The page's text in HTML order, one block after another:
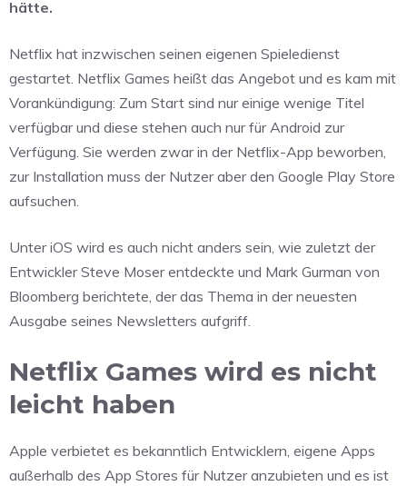
hätte.
Netflix hat inzwischen seinen eigenen Spieledienst
gestartet. Netflix Games heißt das Angebot und es kam mit
Vorankündigung: Zum Start sind nur einige wenige Titel
verfügbar und diese stehen auch nur für Android zur
Verfügung. Sie werden zwar in der Netflix-App beworben,
zur Installation muss der Nutzer aber den Google Play Store
aufsuchen.
Unter iOS wird es auch nicht anders sein, wie zuletzt der
Entwickler Steve Moser entdeckte und Mark Gurman von
Bloomberg berichtete, der das Thema in der neuesten
Ausgabe seines Newsletters aufgriff.
Netflix Games wird es nicht
leicht haben
Apple verbietet es bekanntlich Entwicklern, eigene Apps
außerhalb des App Stores für Nutzer anzubieten und es ist